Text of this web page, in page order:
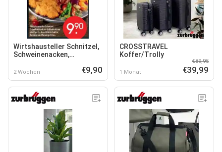
Wirtshausteller Schnitzel,
Schweinenacken,
2 Wochen €9,90
CROSSTRAVEL
Koffer/Trolly
1 Monat
€89,95
€39,99